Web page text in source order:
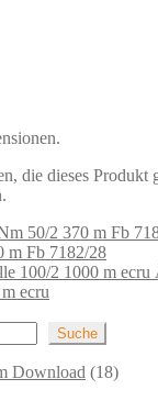
die dieses Produkt
m Fb 7182/28
ecru
Suche
Download 1818